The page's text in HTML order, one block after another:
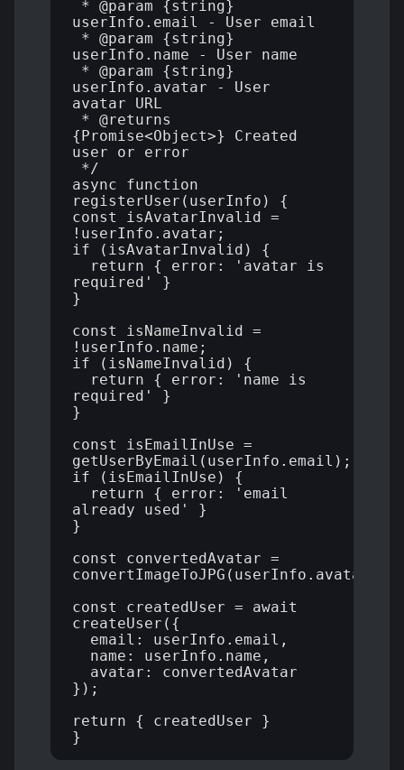
userInfo.email - User email
userInfo.name - User name
userInfo.avatar - User
avatar URL
{Promise<Object>} Created
user or error
async function
registerUser(userInfo) {
const isAvatarInvalid =
!userInfo.avatar;
if (isAvatarInvalid) {
required' }
}
const isNameInvalid =
!userInfo.name;
if (isNameInvalid) {
required' }
}
const isEmailInUse =
getUserByEmail(userInfo.email);
if (isEmailInUse) {
already used' }
}
const convertedAvatar =
convertImageToJPG(userInfo.avatar);
const createdUser = await
createUser({
});
return { createdUser }